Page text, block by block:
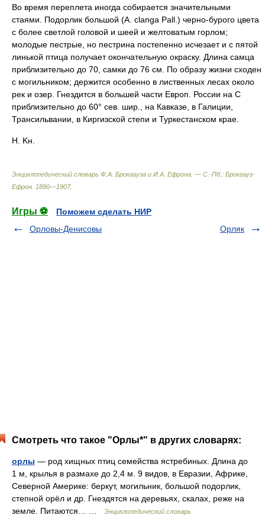
Во время переплета иногда собирается значительными
стаями. Подорлик большой (A. clanga Pall.) черно-бурого цвета
с более светлой головой и шеей и желтоватым горлом;
молодые пестрые, но пестрина постепенно исчезает и с пятой
линькой птица получает окончательную окраску. Длина самца
приблизительно до 70, самки до 76 см. По образу жизни сходен
с могильником; держится особенно в лиственных лесах около
рек и озер. Гнездится в большей части Европ. России на С
приблизительно до 60° сев. шир., на Кавказе, в Галиции,
Трансильвании, в Киргизской степи и Туркестанском крае.
H. Kн.
Энциклопедический словарь Ф.А. Брокгауза и И.А. Ефрона. — С.-Пб.: Брокгауз-
Ефрон 1890—1907.
Игры ⚽
Поможем сделать НИР
Орловы-Денисовы
Орляк
Смотреть что такое "Орлы*" в других словарях:
орлы — род хищных птиц семейства ястребиных. Длина до
1 м, крылья в размахе до 2,4 м. 9 видов, в Евразии, Африке,
Северной Америке: беркут, могильник, большой подорлик,
степной орёл и др. Гнездятся на деревьях, скалах, реже на
земле. Питаются… …
Энциклопедический словарь